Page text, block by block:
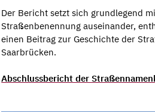
Der Bericht setzt sich grundlegend
Straßenbenennung auseinander,
einen Beitrag zur Geschichte der
Saarbrücken.
Abschlussbericht der